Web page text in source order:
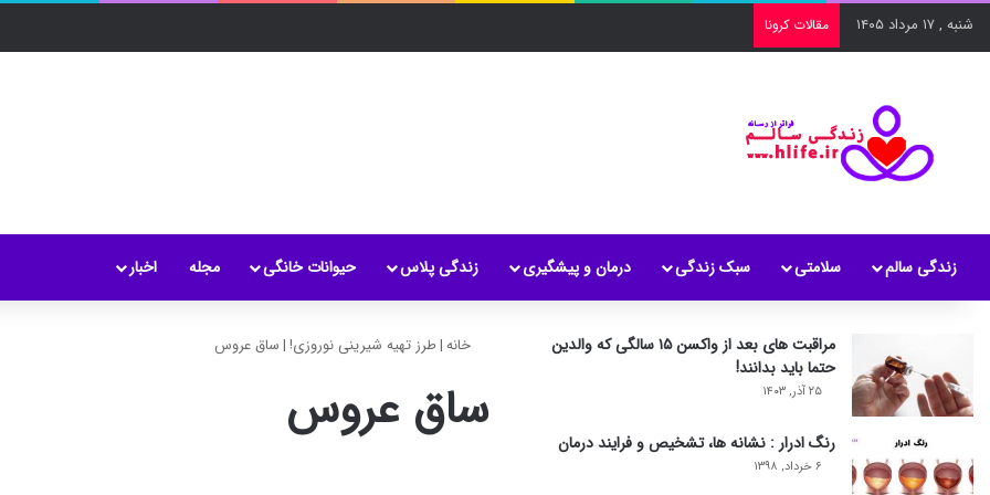
شنبه , ۱۷ مرداد ۱۴۰۵ مقالات کرونا
زندگی سالم سلامتی سبک زندگی درمان و پیشگیری زندگی پلاس حیوانات خانگی مجله اخبار
خانه|طرز تهیه شیرینی نوروزی!|ساق عروس
ساق عروس
مراقبت های بعد از واکسن ۱۵ سالگی که والدین
حتما باید بدانند!
۲۵ آذر, ۱۴۰۳
رنگ ادرار : نشانه ها، تشخیص و فرایند درمان
۶ خرداد, ۱۳۹۸